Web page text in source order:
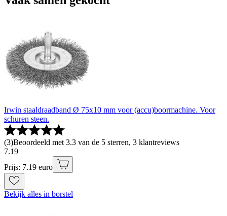
Irwin staaldraadband Ø 75x10 mm voor (accu)boormachine. Voor
schuren steen.
(3)Beoordeeld met 3.3 van de 5 sterren, 3 klantreviews
7.19
Prijs: 7.19 euro
Bekijk alles in borstel